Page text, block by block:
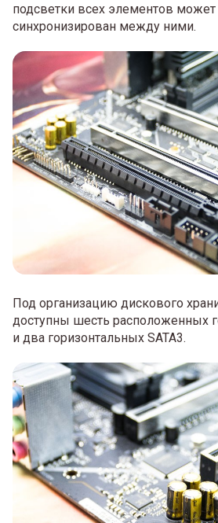
подсветки всех элементов
синхронизирован между ними.
Под организацию дискового
доступны шесть расположенных
и два горизонтальных SATA3.